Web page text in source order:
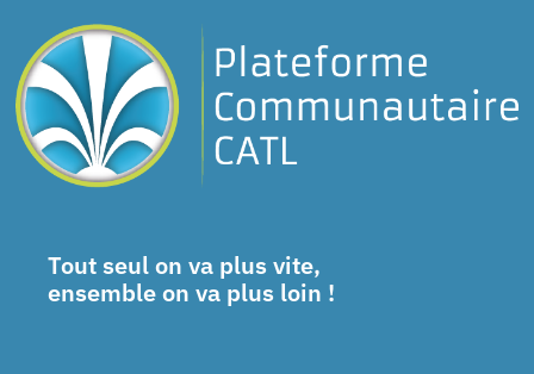
Tout seul on va plus vite,
ensemble on va plus loin !